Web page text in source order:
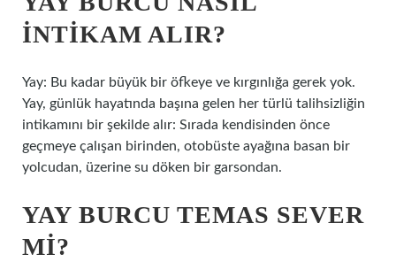
INTIKAM ALIR?
Yay: Bu kadar büyük bir öfkeye ve kırgınlığa gerek yok.
Yay, günlük hayatında başına gelen her türlü talihsizliğin
intikamını bir şekilde alır: Sırada kendisinden önce
geçmeye çalışan birinden, otobüste ayağına basan bir
yolcudan, üzerine su döken bir garsondan.
YAY BURCU TEMAS SEVER
MI?